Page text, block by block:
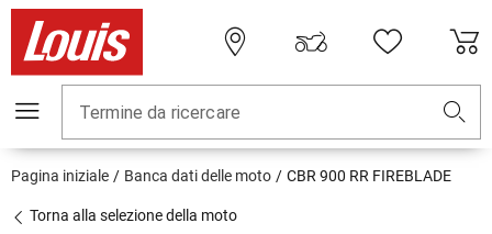
Termine da ricercare
Pagina iniziale Banca dati delle moto CBR 900 RR FIREBLADE
Torna alla selezione della moto